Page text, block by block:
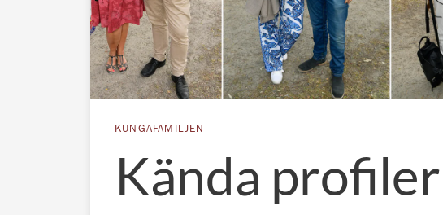
KUNGAFAMILJEN
Kända profiler